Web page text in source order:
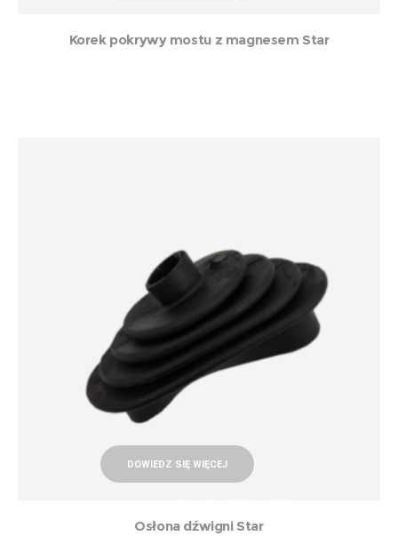
Korek pokrywy mostu z magnesem Star
DOWIEDZ SIĘ WIĘCEJ
Osłona dźwigni Star